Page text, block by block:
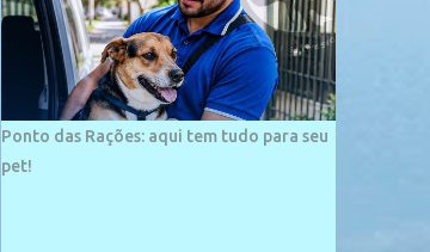
grandiosos como hotéis, pousadas e
residências de veraneio de grande porte. O
maior empreendimento fixado nessa área é
o SESC Praia, inaugurado em 12 de julho de
1996. Com arquitetura moderna,...
Ponto das Rações: aqui tem tudo para seu
pet!